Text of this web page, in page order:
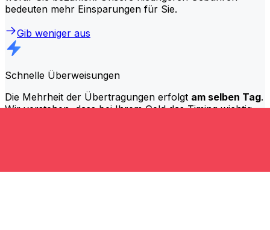
bedeuten mehr Einsparungen für Sie.
Gib weniger aus
Schnelle Überweisungen
Die Mehrheit der Übertragungen erfolgt am selben Tag.
Wir verstehen, dass bei Ihrem Geld das Timing wichtig